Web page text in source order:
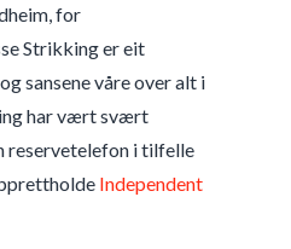
for
Strikking er eit
sansene våre over alt i
har vært svært
reservetelefon i tilfelle
Independent